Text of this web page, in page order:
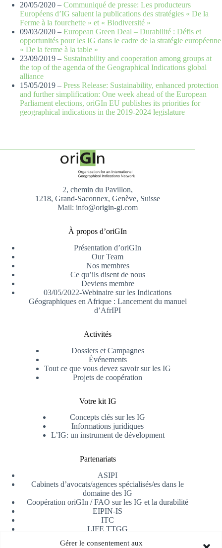
Gérer le consentement aux
20/05/2020 – Communiqué de presse: Les producteurs
Européens d’IG saluent la publications des stratégies « De la
Ferme à la fourchette » et « Biodiversité »
09/03/2020 – European Green Deal – Durabilité : Défis et
opportunités pour les IG dans le cadre de la stratégie européenne
« De la ferme à la table »
23/09/2019 – Sustainability and cooperation among groups at
the top of the agenda of the Geographical Indications global
alliance
15/05/2019 – Press Release: Sustainability, enhanced protection
and further simplification: One week ahead of the European
Parliament elections, oriGIn EU publishes its priorities for
geographical indications in the 2019-2024 legislature
2, chemin du Pavillon,
1218, Grand-Saconnex, Genève, Suisse
Mail: info@origin-gi.com
À propos d’oriGIn
Présentation d’oriGIn
Our Team
Nos membres
Ce qu’ils disent de nous
Deviens membre
03/05/2022-Webinaire sur les Indications
Géographiques en Afrique : Lancement du manuel
d’AfrIPI
Activités
Dossiers et Campagnes
Événements
Tout ce que vous devez savoir sur les IG
Projets de coopération
Votre kit IG
Concepts clés sur les IG
Informations juridiques
L’IG: un instrument de dévelopment
Partenariats
ASIPI
Cabinets d’avocats/agences spécialisés/es dans le
domaine des IG
Coopération oriGIn / FAO sur les IG et la durabilité
EIPIN-IS
ITC
LIFE TTGG